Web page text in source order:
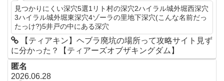
見つかりにくい深穴5選1リト村の深穴2ハイラル城外堀西深穴
3ハイラル城外堀東深穴4ゾーラの里地下深穴(こんな名前だっ
たっけ?)5井戸の中にある深穴
【ティアキン】ヘブラ廃坑の場所って攻略サイト見ず
に分かった？【ティアーズオブザキングダム】
匿名
2026.06.28